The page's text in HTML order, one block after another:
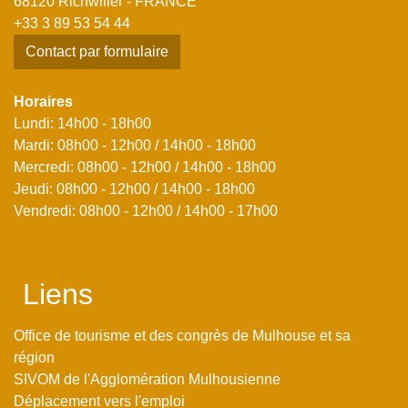
+33 3 89 53 54 44
Contact par formulaire
Horaires
Lundi: 14h00 - 18h00
Mardi: 08h00 - 12h00 / 14h00 - 18h00
Mercredi: 08h00 - 12h00 / 14h00 - 18h00
Jeudi: 08h00 - 12h00 / 14h00 - 18h00
Vendredi: 08h00 - 12h00 / 14h00 - 17h00
Liens
Office de tourisme et des congrès de Mulhouse et sa
région
SIVOM de l'Agglomération Mulhousienne
Déplacement vers l'emploi